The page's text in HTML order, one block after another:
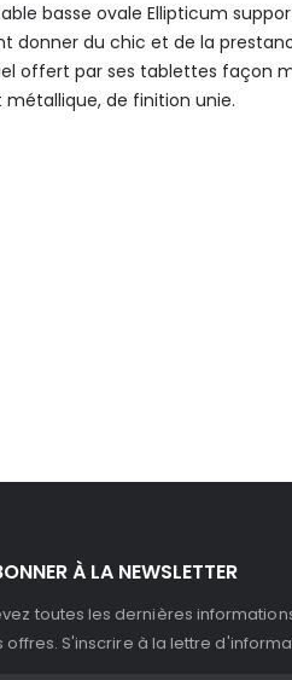
basse ovale Ellipticum
donner du chic et de la
offert par ses tablettes façon
de finition unie.
À LA NEWSLETTER
toutes les dernières
offres. S'inscrire à la lettre